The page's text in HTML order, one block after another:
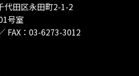
田区永田町2-1-2
号室
FAX：03-6273-3012